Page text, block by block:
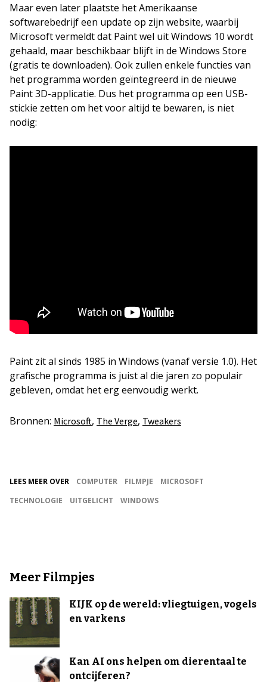
Maar even later plaatste het Amerikaanse
softwarebedrijf een update op zijn website, waarbij
Microsoft vermeldt dat Paint wel uit Windows 10 wordt
gehaald, maar beschikbaar blijft in de Windows Store
(gratis te downloaden). Ook zullen enkele functies van
het programma worden geïntegreerd in de nieuwe
Paint 3D-applicatie. Dus het programma op een USB-
stickie zetten om het voor altijd te bewaren, is niet
nodig:
Paint zit al sinds 1985 in Windows (vanaf versie 1.0). Het
grafische programma is juist al die jaren zo populair
gebleven, omdat het erg eenvoudig werkt.
Bronnen: Microsoft, The Verge, Tweakers
LEES MEER OVER COMPUTER FILMPJE
MICROSOFT
TECHNOLOGIE
UITGELICHT WINDOWS
Meer Filmpjes
KIJK op de wereld: vliegtuigen, vogels
en varkens
Kan AI ons helpen om dierentaal te
ontcijferen?